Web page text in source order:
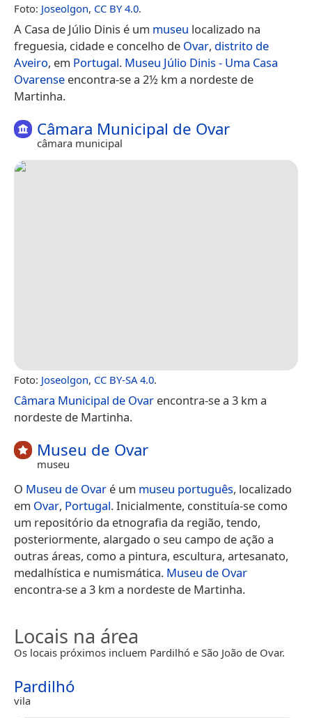
Foto: Joseolgon, CC BY 4.0.
A Casa de Júlio Dinis é um museu localizado na
freguesia, cidade e concelho de Ovar, distrito de
Aveiro, em Portugal. Museu Júlio Dinis - Uma Casa
Ovarense encontra-se a 2½ km a nordeste de
Martinha.
Câmara Municipal de Ovar
câmara municipal
Foto: Joseolgon, CC BY-SA 4.0.
Câmara Municipal de Ovar encontra-se a 3 km a
nordeste de Martinha.
Museu de Ovar
museu
O Museu de Ovar é um museu português, localizado
em Ovar, Portugal. Inicialmente, constituía-se como
um repositório da etnografia da região, tendo,
posteriormente, alargado o seu campo de ação a
outras áreas, como a pintura, escultura, artesanato,
medalhística e numismática. Museu de Ovar
encontra-se a 3 km a nordeste de Martinha.
Locais na área
Os locais próximos incluem Pardilhó e São João de Ovar.
Pardilhó
vila